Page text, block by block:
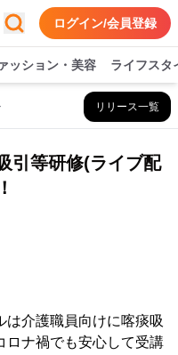
ログイン/会員登録
ッション・美容 ライフスタ
リリース一覧
引等研修(ライブ配
は介護職員向けに喀痰吸
ロナ禍でも安心して受講